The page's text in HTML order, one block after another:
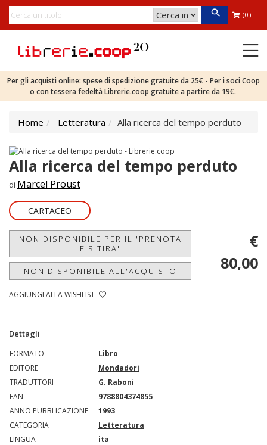
(0)
Per gli acquisti online: spese di spedizione gratuite da 25€ - Per i soci Coop
o con tessera fedeltà Librerie.coop gratuite a partire da 19€.
Home Letteratura Alla ricerca del tempo perduto
Alla ricerca del tempo perduto
di Marcel Proust
CARTACEO
NON DISPONIBILE PER IL 'PRENOTA
E RITIRA'
NON DISPONIBILE ALL'ACQUISTO
AGGIUNGI ALLA WISHLIST
€
80,00
Dettagli
FORMATO
Libro
EDITORE
Mondadori
TRADUTTORI
G. Raboni
EAN
9788804374855
ANNO PUBBLICAZIONE
1993
CATEGORIA
Letteratura
LINGUA
ita